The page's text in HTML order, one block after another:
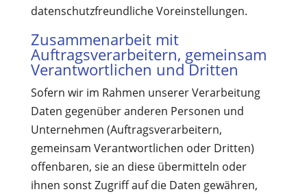
datenschutzfreundliche Voreinstellungen.
Zusammenarbeit mit
Auftragsverarbeitern, gemeinsam
Verantwortlichen und Dritten
Sofern wir im Rahmen unserer Verarbeitung
Daten gegenüber anderen Personen und
Unternehmen (Auftragsverarbeitern,
gemeinsam Verantwortlichen oder Dritten)
offenbaren, sie an diese übermitteln oder
ihnen sonst Zugriff auf die Daten gewähren,